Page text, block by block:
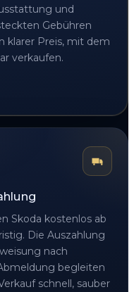
und
Gebühren
klarer Preis, mit dem
verkaufen.
Skoda kostenlos ab
Die Auszahlung
nach
begleiten
schnell, sauber